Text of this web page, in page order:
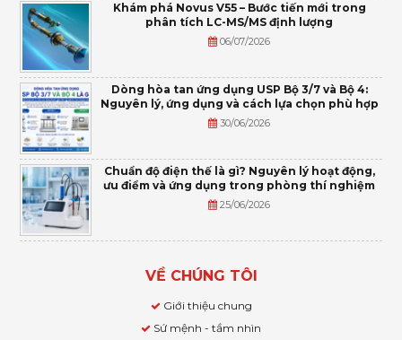
Khám phá Novus V55 – Bước tiến mới trong
phân tích LC-MS/MS định lượng
06/07/2026
Dòng hòa tan ứng dụng USP Bộ 3/7 và Bộ 4:
Nguyên lý, ứng dụng và cách lựa chọn phù hợp
30/06/2026
Chuẩn độ điện thế là gì? Nguyên lý hoạt động,
ưu điểm và ứng dụng trong phòng thí nghiệm
25/06/2026
VỀ CHÚNG TÔI
Giới thiệu chung
Sứ mệnh - tầm nhìn